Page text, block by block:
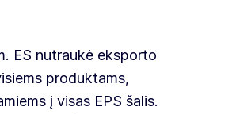
ES nutraukė eksporto
produktams,
į visas EPS šalis.